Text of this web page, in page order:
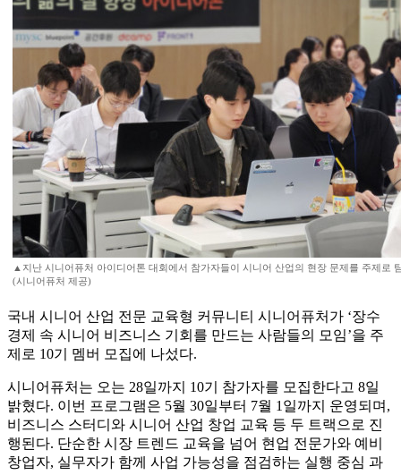
▲지난 시니어퓨처 아이디어톤 대회에서 참가자들이 시니어 산업의 현장 문제를 주제로
(시니어퓨처 제공)
국내 시니어 산업 전문 교육형 커뮤니티 시니어퓨처가 ‘장수
경제 속 시니어 비즈니스 기회를 만드는 사람들의 모임’을 주
제로 10기 멤버 모집에 나섰다.
시니어퓨처는 오는 28일까지 10기 참가자를 모집한다고 8일
밝혔다. 이번 프로그램은 5월 30일부터 7월 1일까지 운영되며,
비즈니스 스터디와 시니어 산업 창업 교육 등 두 트랙으로 진
행된다. 단순한 시장 트렌드 교육을 넘어 현업 전문가와 예비
창업자, 실무자가 함께 사업 가능성을 점검하는 실행 중심 과